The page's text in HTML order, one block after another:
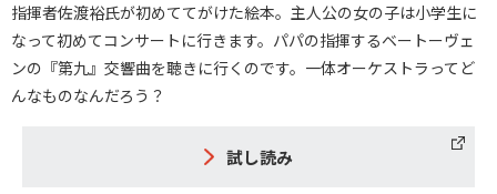
指揮者佐渡裕氏が初めててがけた絵本。主人公の女の子は小学生に
なって初めてコンサートに行きます。パパの指揮するベートーヴェ
ンの『第九』交響曲を聴きに行くのです。一体オーケストラってど
んなものなんだろう？
試し読み